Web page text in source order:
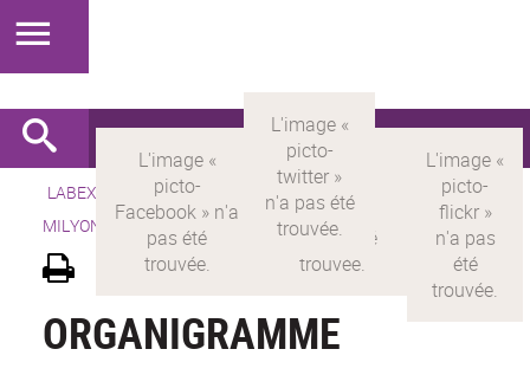
LABEX > LABEX MILYON Version française
MILYON > Gouvernance et organisation
ORGANIGRAMME